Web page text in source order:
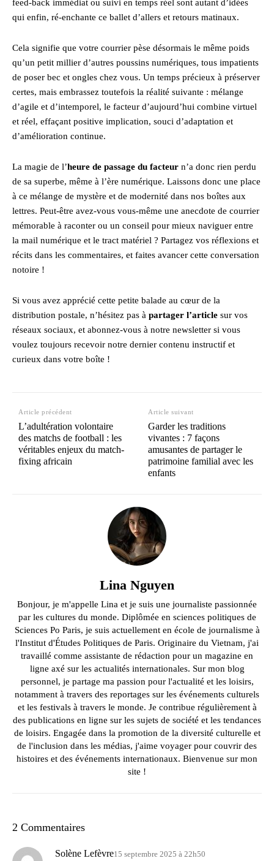
feed-back immédiat ou suivi en temps réel sont autant d’idées
qui enfin, ré-enchante ce ballet d’allers et retours matinaux.
Cela signifie que votre courrier pèse désormais le même poids
qu’un petit millier d’autres poussins numériques, tous impatients
de poser bec et ongles chez vous. Un temps précieux à préserver
certes, mais embrassez toutefois la réalité suivante : mélange
d’agile et d’intemporel, le facteur d’aujourd’hui combine virtuel
et réel, effaçant positive implication, souci d’adaptation et
d’amélioration continue.
La magie de l’heure de passage du facteur n’a donc rien perdu
de sa superbe, même à l’ère numérique. Laissons donc une place
à ce mélange de mystère et de modernité dans nos boîtes aux
lettres. Peut-être avez-vous vous-même une anecdote de courrier
mémorable à raconter ou un conseil pour mieux naviguer entre
la mail numérique et le tract matériel ? Partagez vos réflexions et
récits dans les commentaires, et faites avancer cette conversation
notoire !
Si vous avez apprécié cette petite balade au cœur de la
distribution postale, n’hésitez pas à partager l’article sur vos
réseaux sociaux, et abonnez-vous à notre newsletter si vous
voulez toujours recevoir notre dernier contenu instructif et
curieux dans votre boîte !
Article précédent
L’adultération volontaire
des matchs de football : les
véritables enjeux du match-
fixing africain
Article suivant
Garder les traditions
vivantes : 7 façons
amusantes de partager le
patrimoine familial avec les
enfants
Lina Nguyen
Bonjour, je m'appelle Lina et je suis une journaliste passionnée
par les cultures du monde. Diplômée en sciences politiques de
Sciences Po Paris, je suis actuellement en école de journalisme à
l'Institut d'Études Politiques de Paris. Originaire du Vietnam, j'ai
travaillé comme assistante de rédaction pour un magazine en
ligne axé sur les actualités internationales. Sur mon blog
personnel, je partage ma passion pour l'actualité et les loisirs,
notamment à travers des reportages sur les événements culturels
et les festivals à travers le monde. Je contribue régulièrement à
des publications en ligne sur les sujets de société et les tendances
de loisirs. Engagée dans la promotion de la diversité culturelle et
de l'inclusion dans les médias, j'aime voyager pour couvrir des
histoires et des événements internationaux. Bienvenue sur mon
site !
2 Commentaires
Solène Lefèvre15 septembre 2025 à 22h50